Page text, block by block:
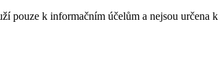
pouze k informačním účelům a nejsou určena